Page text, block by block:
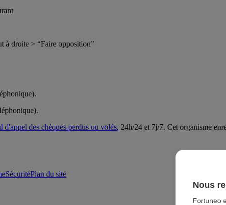
à droite > “Faire opposition”
d'appel des chèques perdus ou volés, 24h/24 et 7j/7. Cet organisme
SécuritéPlan du site
Nous
Fortuneo